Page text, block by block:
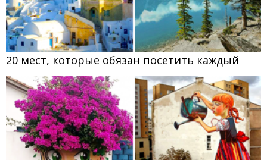
20 мест, которые обязан посетить каждый